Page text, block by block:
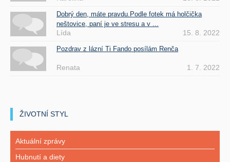
Dobrý den, máte pravdu.Podle fotek má holčička
neštovice, paní je ve stresu a v ...
Lída 15. 8. 2022
Pozdrav z lázní Ti Fando posílám Renča
Renata 1. 7. 2022
ŽIVOTNÍ STYL
Aktuální zprávy
Hubnutí a diety